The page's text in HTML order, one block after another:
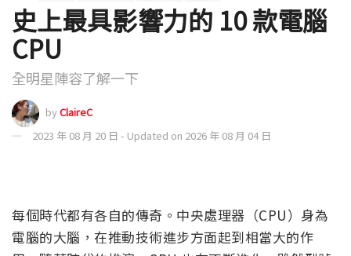
史上最具影響力的 10 款電腦
CPU
全明星陣容了解一下
byClaireC
2023 年 08 月 20 日 - Updated on 2026 年 08 月 04 日
每個時代都有各自的傳奇。中央處理器（CPU）身為
電腦的大腦，在推動技術進步方面起到相當大的作